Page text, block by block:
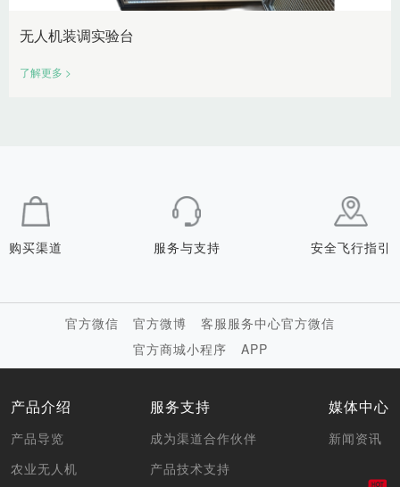
无人机装调实验台
了解更多 >
购买渠道 服务与支持 安全飞行指引
官方微信 官方微博
客服服务中心官方微信
官方商城小程序
APP
产品介绍
产品导览
农业无人机
服务支持
成为渠道合作伙伴
产品技术支持
媒体中心
新闻资讯